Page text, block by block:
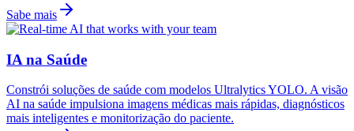
Sabe mais
IA na Saúde
Constrói soluções de saúde com modelos Ultralytics YOLO. A visão
AI na saúde impulsiona imagens médicas mais rápidas, diagnósticos
mais inteligentes e monitorização do paciente.